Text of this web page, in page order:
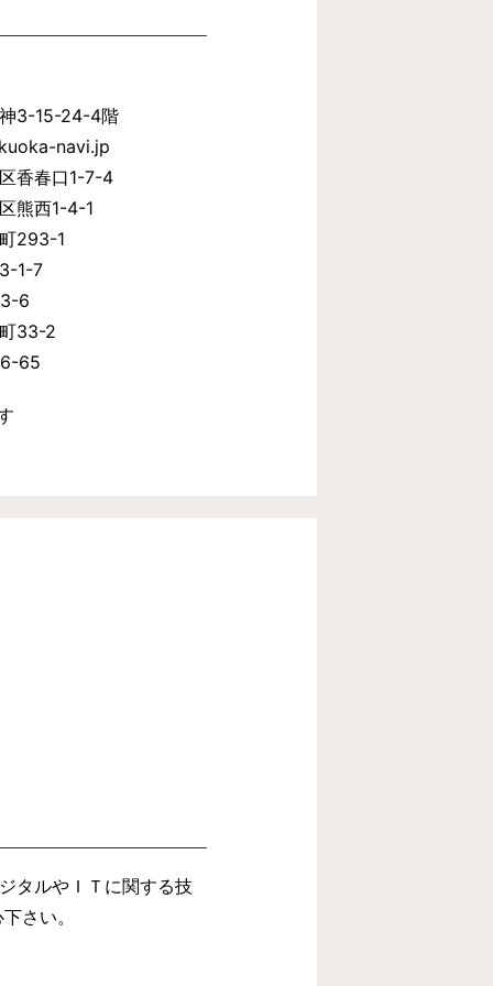
3-15-24-4階
navi.jp
香春口1-7-4
熊西1-4-1
293-1
1-7
6
33-2
65
タルやＩＴに関する技
さい。